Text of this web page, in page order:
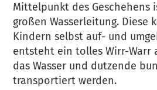
Mittelpunkt des Geschehens
großen Wasserleitung. Diese
Kindern selbst auf- und
entsteht ein tolles Wirr-Warr
das Wasser und dutzende
transportiert werden.